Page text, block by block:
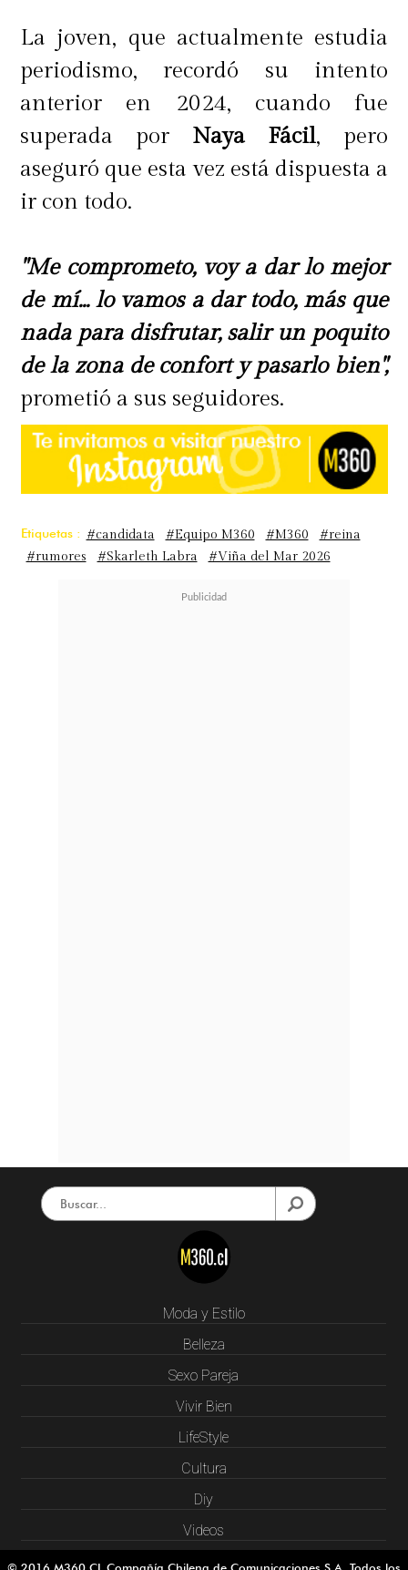
La joven, que actualmente estudia
periodismo, recordó su intento
anterior en 2024, cuando fue
superada por Naya Fácil, pero
aseguró que esta vez está dispuesta a
ir con todo.
"Me comprometo, voy a dar lo mejor
de mí... lo vamos a dar todo, más que
nada para disfrutar, salir un poquito
de la zona de confort y pasarlo bien",
prometió a sus seguidores.
Etiquetas : #candidata #Equipo M360 #M360
#reina
#rumores
#Skarleth Labra #Viña del Mar 2026
Moda y Estilo
Belleza
Sexo Pareja
Vivir Bien
LifeStyle
Cultura
Diy
Videos